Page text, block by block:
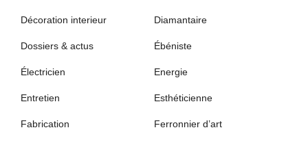
Décoration interieur Diamantaire
Dossiers & actus Ébéniste
Électricien Energie
Entretien Esthéticienne
Fabrication Ferronnier d’art